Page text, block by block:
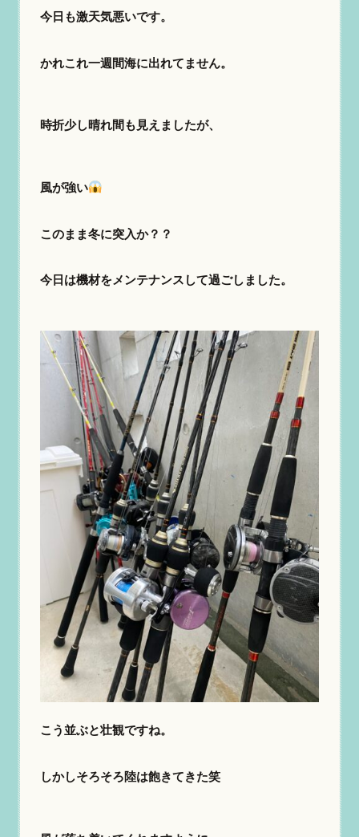
今日も激天気悪いです。
かれこれ一週間海に出れてません。
時折少し晴れ間も見えましたが、
風が強い
このまま冬に突入か？？
今日は機材をメンテナンスして過ごしました。
こう並ぶと壮観ですね。
しかしそろそろ陸は飽きてきた笑